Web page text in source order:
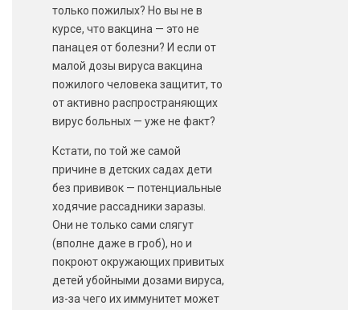
только пожилых? Но вы не в
курсе, что вакцина — это не
панацея от болезни? И если от
малой дозы вируса вакцина
пожилого человека защитит, то
от активно распространяющих
вирус больных — уже не факт?
Кстати, по той же самой
причине в детских садах дети
без прививок — потенциальные
ходячие рассадники заразы.
Они не только сами слягут
(вполне даже в гроб), но и
покроют окружающих привитых
детей убойными дозами вируса,
из-за чего их иммунитет может